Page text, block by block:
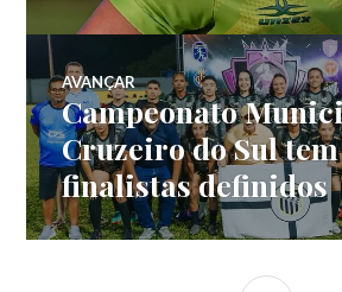
AVANÇAR
Campeonato
Cruzeiro do Sul tem
finalistas definidos